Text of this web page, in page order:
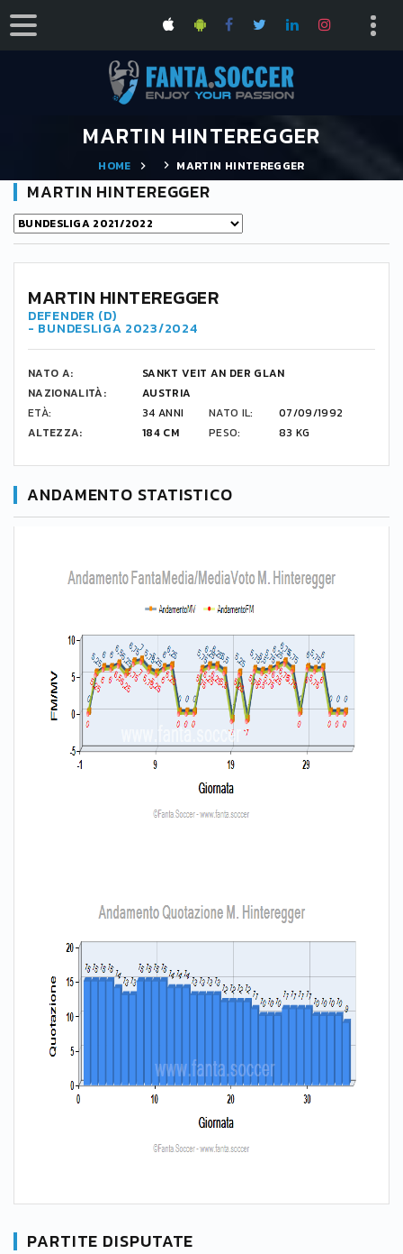
MARTIN HINTEREGGER
HOME MARTIN HINTEREGGER
MARTIN HINTEREGGER
MARTIN HINTEREGGER
DEFENDER (D)
- BUNDESLIGA 2023/2024
NATO A:
SANKT VEIT AN DER GLAN
NAZIONALITÀ:
AUSTRIA
ETÀ:
34 ANNI NATO IL:
07/09/1992
ALTEZZA:
184 CM PESO: 83 KG
ANDAMENTO STATISTICO
PARTITE DISPUTATE